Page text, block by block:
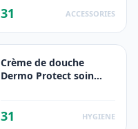
31 ACCESSORIES
Crème de douche
Dermo Protect soin
31 HYGIENE